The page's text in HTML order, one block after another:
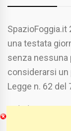
una testata
senza nessuna
considerarsi un
Legge n. 62 del
Chi Siamo